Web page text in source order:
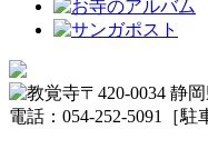
〒420-0034 静
電話：054-252-5091［駐